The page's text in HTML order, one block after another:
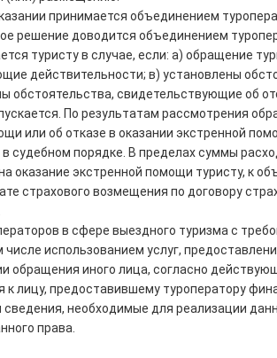
принимается объединением
решение доводится объединением
туристу в случае, если: а) обращение
действительности; в) установлены
обстоятельства, свидетельствующие об
По результатам рассмотрения
или об отказе в оказании экстренной
судебном порядке. В пределах суммы
оказание экстренной помощи туристу, к
страхового возмещения по договору
в сфере выездного туризма с
использованием услуг,
обращения иного лица, согласно
предоставившему туроператору
необходимые для реализации
права.